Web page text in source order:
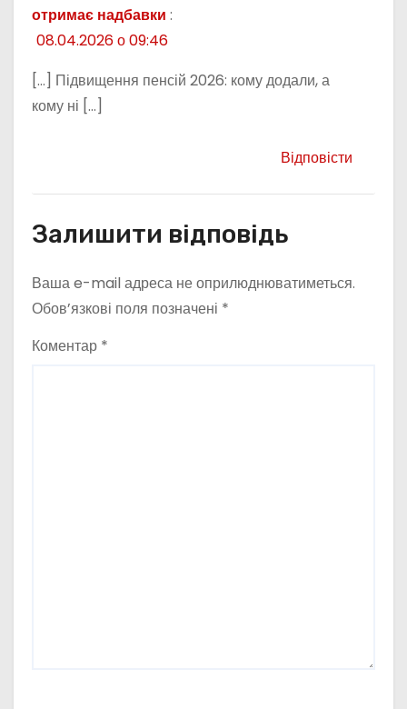
отримає надбавки :
08.04.2026 о 09:46
[…] Підвищення пенсій 2026: кому додали, а
кому ні […]
Відповісти
Залишити відповідь
Ваша e-mail адреса не оприлюднюватиметься.
Обов’язкові поля позначені *
Коментар *